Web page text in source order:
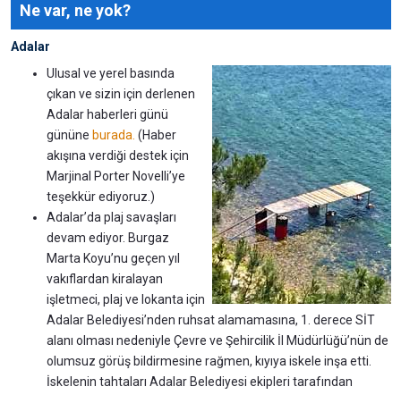
Ne var, ne yok?
Adalar
Ulusal ve yerel basında
çıkan ve sizin için derlenen
Adalar haberleri günü
gününe burada. (Haber
akışına verdiği destek için
Marjinal Porter Novelli’ye
teşekkür ediyoruz.)
Adalar’da plaj savaşları
devam ediyor. Burgaz
Marta Koyu’nu geçen yıl
vakıflardan kiralayan
işletmeci, plaj ve lokanta için
Adalar Belediyesi’nden ruhsat alamamasına, 1. derece SİT
alanı olması nedeniyle Çevre ve Şehircilik İl Müdürlüğü’nün de
olumsuz görüş bildirmesine rağmen, kıyıya iskele inşa etti.
İskelenin tahtaları Adalar Belediyesi ekipleri tarafından